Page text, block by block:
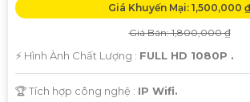
Giá Khuyến Mại: 1,500,000 ₫
Giá Bán: 1,800,000 ₫
️⚡ Hình Ành Chất Lượng : FULL HD 1080P .
🏆 Tích hợp công nghệ : IP Wifi.